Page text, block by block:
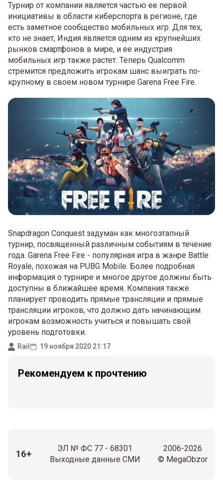
Турнир от компании является частью ее первой
инициативы в области киберспорта в регионе, где
есть заметное сообщество мобильных игр. Для тех,
кто не знает, Индия является одним из крупнейших
рынков смартфонов в мире, и ее индустрия
мобильных игр также растет. Теперь Qualcomm
стремится предложить игрокам шанс выиграть по-
крупному в своем новом турнире Garena Free Fire.
Snapdragon Conquest задуман как многоэтапный
турнир, посвященный различным событиям в течение
года. Garena Free Fire - популярная игра в жанре Battle
Royale, похожая на PUBG Mobile. Более подробная
информация о турнире и многое другое должны быть
доступны в ближайшее время. Компания также
планирует проводить прямые трансляции и прямые
трансляции игроков, что должно дать начинающим
игрокам возможность учиться и повышать свой
уровень подготовки.
Rail 19 ноября 2020 21:17
Рекомендуем к прочтению
16+
ЭЛ № ФС 77 - 68301
Выходные данные СМИ
2006-2026
© MegaObzor